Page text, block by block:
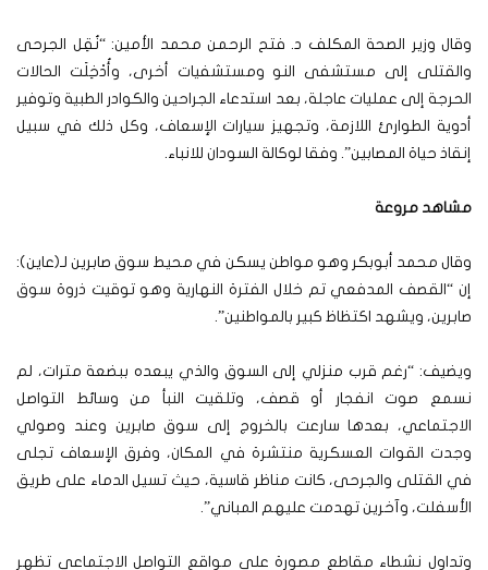
وقال وزير الصحة المكلف د. فتح الرحمن محمد الأمين: “نُقِل الجرحى
والقتلى إلى مستشفى النو ومستشفيات أخرى، وأُدْخِلَت الحالات
الحرجة إلى عمليات عاجلة، بعد استدعاء الجراحين والكوادر الطبية وتوفير
أدوية الطوارئ اللازمة، وتجهيز سيارات الإسعاف، وكل ذلك في سبيل
إنقاذ حياة المصابين”. وفقا لوكالة السودان للانباء.
مشاهد مروعة
وقال محمد أبوبكر وهو مواطن يسكن في محيط سوق صابرين لـ(عاين):
إن “القصف المدفعي تم خلال الفترة النهارية وهو توقيت ذروة سوق
صابرين، ويشهد اكتظاظ كبير بالمواطنين”.
ويضيف: “رغم قرب منزلي إلى السوق والذي يبعده ببضعة مترات، لم
نسمع صوت انفجار أو قصف، وتلقيت النبأ من وسائط التواصل
الاجتماعي، بعدها سارعت بالخروج إلى سوق صابرين وعند وصولي
وجدت القوات العسكرية منتشرة في المكان، وفرق الإسعاف تجلى
في القتلى والجرحى، كانت مناظر قاسية، حيث تسيل الدماء على طريق
الأسفلت، وآخرين تهدمت عليهم المباني”.
وتداول نشطاء مقاطع مصورة على مواقع التواصل الاجتماعي تظهر